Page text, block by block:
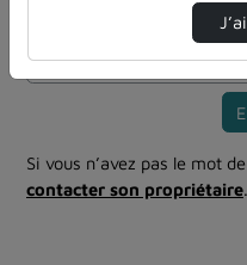
Si vous n’avez pas le mot
contacter son propriétaire.